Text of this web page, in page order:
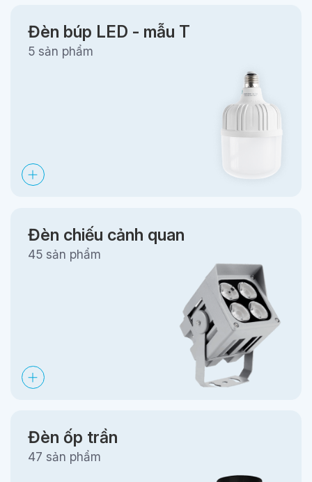
Đèn búp LED - mẫu T
5 sản phẩm
Đèn chiếu cảnh quan
45 sản phẩm
Đèn ốp trần
47 sản phẩm